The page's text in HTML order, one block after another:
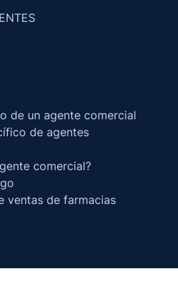
de un agente comercial
de agentes
comercial?
ventas de farmacias